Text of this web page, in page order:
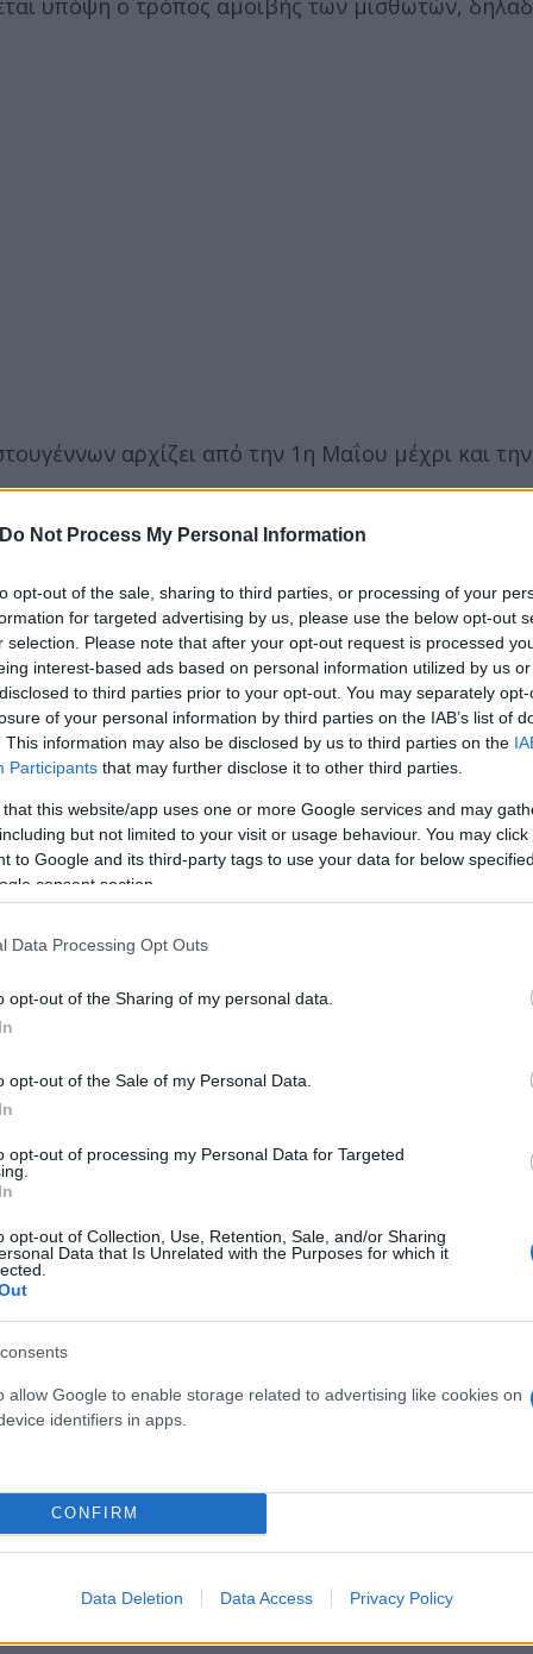
Do Not Process My Personal Information
opt-out of the sale, sharing to third parties, or processing of your
for targeted advertising by us, please use the below opt-out
selection. Please note that after your opt-out request is processed
interest-based ads based on personal information utilized by us
to third parties prior to your opt-out. You may separately
of your personal information by third parties on the IAB’s list of
This information may also be disclosed by us to third parties on the
Participants that may further disclose it to other third parties.
that this website/app uses one or more Google services and may
but not limited to your visit or usage behaviour. You may
to Google and its third-party tags to use your data for below
consent section.
Data Processing Opt Outs
opt-out of the Sharing of my personal data.
opt-out of the Sale of my Personal Data.
opt-out of processing my Personal Data for Targeted
opt-out of Collection, Use, Retention, Sale, and/or Sharing
Data that Is Unrelated with the Purposes for which it
allow Google to enable storage related to advertising like cookies on
identifiers in apps.
CONFIRM
Data Deletion Data Access Privacy Policy
υπόψη ο τρόπος αμοιβής των μισθωτών,
αρχίζει από την 1η Μαΐου μέχρι και
ΚΕ.Π.Ε.Α. δίνεται η δυνατότητα οι εργαζόμενοι
δικαιούνται. Υπολογίστε το ποσό που θα λάβετε
τους με τον εργοδότη είχε διάρκεια χωρίς
Μαΐου μέχρι 31ης Δεκεμβρίου κάθε έτους,
για τους αμειβόμενους με μισθό και με 25
τους με τον εργοδότη δεν διήρκησε ολόκληρο
τμήμα του δώρου ανάλογο με τη χρονική
ως εξής: 2/25 του μηνιαίου μισθού ή 2
ημέρες διάρκειας της εργασιακής σχέσης.
των 19 ημέρων δικαιούνται ανάλογο
χωρίς διακοπή όλο το διάστημα από την 1η
και όλες οι ημέρες που οι εργαζόμενοι-ες
άδεια μητρότητας).